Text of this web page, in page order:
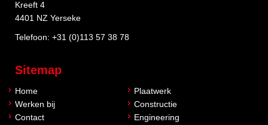
Kreeft 4
4401 NZ Yerseke
Telefoon: +31 (0)113 57 38 78
Sitemap
Home
Werken bij
Contact
Plaatwerk
Constructie
Engineering